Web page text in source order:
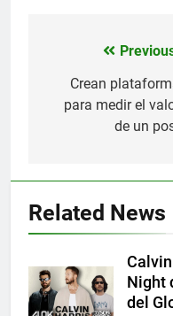
Navegación
entradas
Crean
para medir el
de un
Related News
Night
del